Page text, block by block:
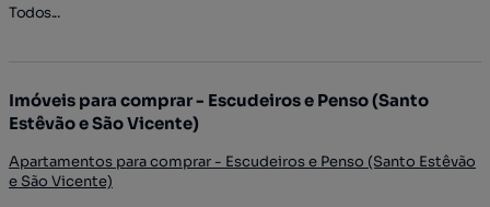
Todos...
Imóveis para comprar - Escudeiros e Penso (Santo
Estêvão e São Vicente)
Apartamentos para comprar - Escudeiros e Penso (Santo Estêvão
e São Vicente)